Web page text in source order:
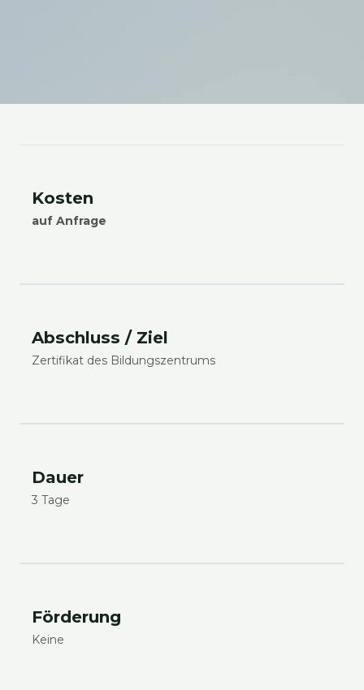
Kos­ten
auf Anfra­ge
Abschluss / Ziel
Zer­ti­fi­kat des Bil­dungs­zen­trums
Dau­er
3 Tage
För­de­rung
Kei­ne